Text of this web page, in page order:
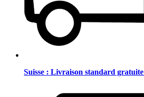
Suisse : Livraison standard gratuite